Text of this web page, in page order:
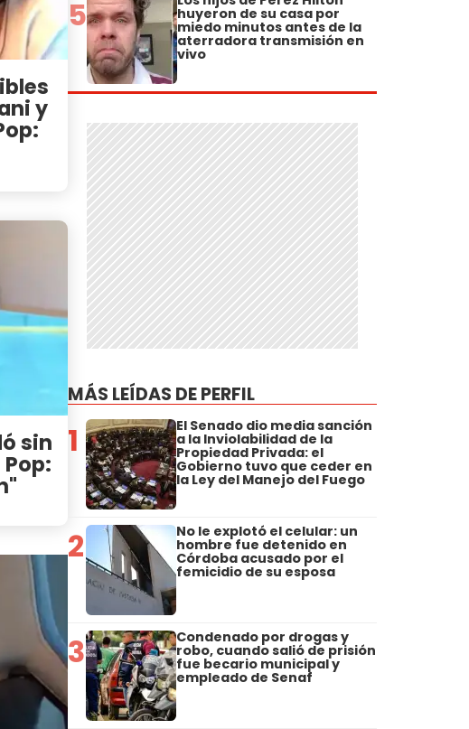
y
sin
5 huyeron de su casa por
miedo minutos antes de la
aterradora transmisión en
vivo
MÁS LEÍDAS DE PERFIL
1 El Senado dio media sanción
a la Inviolabilidad de la
Propiedad Privada: el
Gobierno tuvo que ceder en
la Ley del Manejo del Fuego
2 No le explotó el celular: un
hombre fue detenido en
Córdoba acusado por el
femicidio de su esposa
3 Condenado por drogas y
robo, cuando salió de prisión
fue becario municipal y
empleado de Senaf